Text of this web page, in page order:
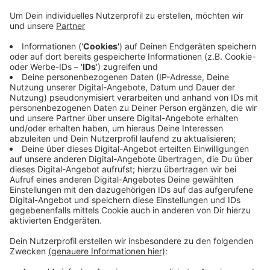
und in Untersuchungshaft kommen. Er soll die Frau
am Dienstag in ihrem Einfamilienhaus auf
Küllenhahn mit einem Messer getötet haben. Die
Ermittler suchten nach dem Fund der Leiche auch
das Auto des Opfers, der Verdächtige hatte es
nach der Tat zusammen mit anderen
Gegenständen entwendet. Dem Mann wird Mord
aus Habgier und Raub mit Todesfolge
vorgeworfen. Staatsanwaltschaft und Polizei
versuchen jetzt weiter, die Hintergründe der Tat
aufzuklären.
Veröffentlicht:Donnerstag, 19.09.2019 12:38
Anzeige